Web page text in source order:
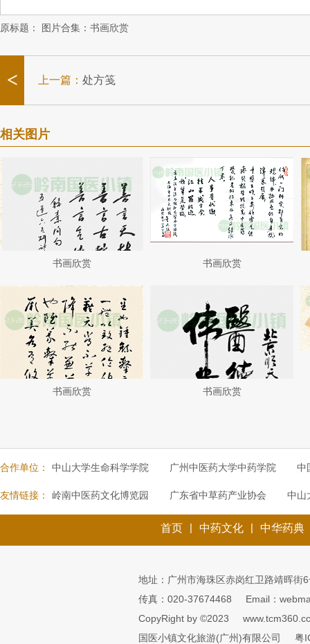
原标题： 图片合集：书画欣赏
< 上一篇： 处方笺
相关图片
书画欣赏 书画欣赏
书画欣赏 书画欣赏
合作单位： 中山大学生命科学学院 广州中医药大学中药学院 中
友情链接： 岭南中医药文化博览园 广东省中草药产业协会 中山
首页 | 中药文化 | 中华药典
地址：广州市海珠区赤岗红卫路靖晖街
传真：020-37674468
Email：
CopyRight by ©2023
国医小镇文化旅游(广州)有限公司
粤